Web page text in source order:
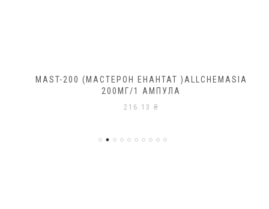
MAST-200 (МАСТЕРОН ЕНАНТАТ )ALLCHEMASIA
200МГ/1 АМПУЛА
216.13₴